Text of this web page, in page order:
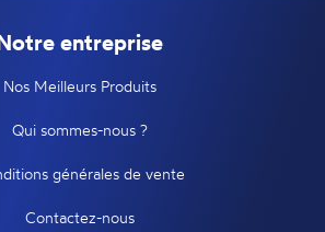
entreprise
Nos Meilleurs Produits
Qui sommes-nous ?
générales de vente
Contactez-nous